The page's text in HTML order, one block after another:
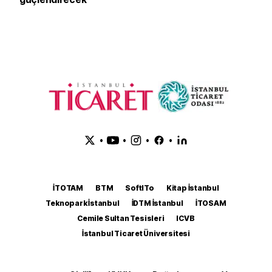
• • • •
İTOTAM BTM SoftITo
Kitap İstanbul
Teknopark İstanbul
İDTM İstanbul
İTOSAM
Cemile Sultan Tesisleri
ICVB
İstanbul Ticaret Üniversitesi